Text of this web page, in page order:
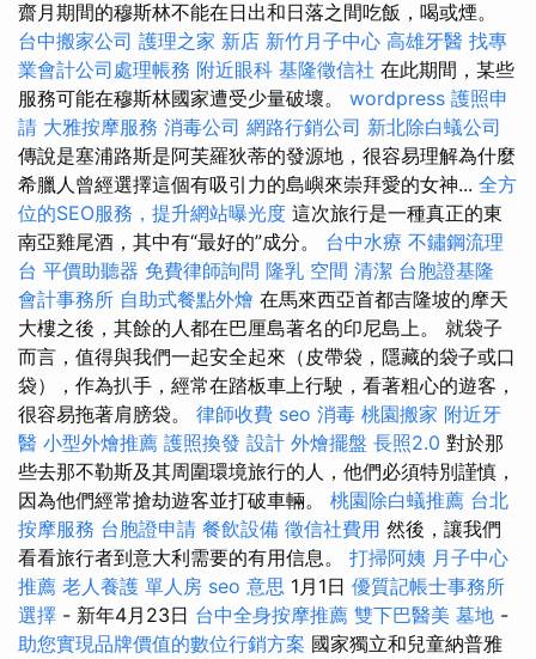
齋月期間的穆斯林不能在日出和日落之間吃飯，喝或煙。
台中搬家公司 護理之家 新店 新竹月子中心 高雄牙醫 找專
業會計公司處理帳務 附近眼科 基隆徵信社 在此期間，某些
服務可能在穆斯林國家遭受少量破壞。 wordpress 護照申
請 大雅按摩服務 消毒公司 網路行銷公司 新北除白蟻公司
傳說是塞浦路斯是阿芙羅狄蒂的發源地，很容易理解為什麼
希臘人曾經選擇這個有吸引力的島嶼來崇拜愛的女神... 全方
位的SEO服務，提升網站曝光度 這次旅行是一種真正的東
南亞雞尾酒，其中有“最好的”成分。 台中水療 不鏽鋼流理
台 平價助聽器 免費律師詢問 隆乳 空間 清潔 台胞證基隆
會計事務所 自助式餐點外燴 在馬來西亞首都吉隆坡的摩天
大樓之後，其餘的人都在巴厘島著名的印尼島上。 就袋子
而言，值得與我們一起安全起來（皮帶袋，隱藏的袋子或口
袋），作為扒手，經常在踏板車上行駛，看著粗心的遊客，
很容易拖著肩膀袋。 律師收費 seo 消毒 桃園搬家 附近牙
醫 小型外燴推薦 護照換發 設計 外燴擺盤 長照2.0 對於那
些去那不勒斯及其周圍環境旅行的人，他們必須特別謹慎，
因為他們經常搶劫遊客並打破車輛。 桃園除白蟻推薦 台北
按摩服務 台胞證申請 餐飲設備 徵信社費用 然後，讓我們
看看旅行者到意大利需要的有用信息。 打掃阿姨 月子中心
推薦 老人養護 單人房 seo 意思 1月1日 優質記帳士事務所
選擇 - 新年4月23日 台中全身按摩推薦 雙下巴醫美 墓地 -
助您實現品牌價值的數位行銷方案 國家獨立和兒童納普雅